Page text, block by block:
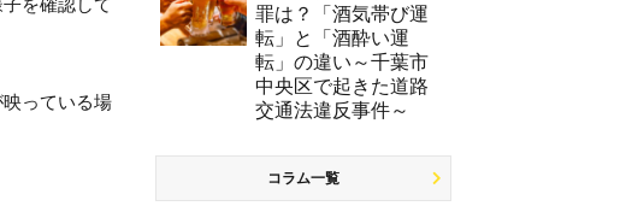
を確認して
っている場
罪は？「酒気帯び運
転」と「酒酔い運
転」の違い～千葉市
中央区で起きた道路
交通法違反事件～
コラム一覧